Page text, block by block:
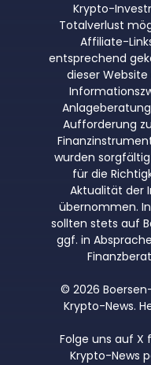
Krypto-
Totalverlust
Affiliate-
entsprechend
dieser
Aufforderung
wurden
für die
Aktualität der
übernommen.
sollten stets auf
ggf. in
© 2026
Krypto-News.
Folge uns auf X
Krypto-News